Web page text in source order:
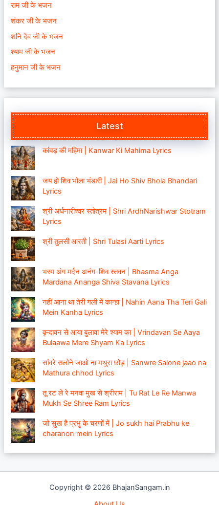
राम जी के भजन
शंकर जी के भजन
शनि देव जी के भजन
श्याम जी के भजन
हनुमान जी के भजन
Latest
कांवड़ की महिमा | Kanwar Ki Mahima Lyrics
जय हो शिव भोला भंडारी | Jai Ho Shiv Bhola Bhandari
Lyrics
श्री अर्धनारीश्वर स्तोत्रम | Shri ArdhNarishwar Stotram
Lyrics
श्री तुलसी आरती | Shri Tulasi Aarti Lyrics
भस्म अंग मर्दन अनंग-शिव स्तवन | Bhasma Anga
Mardana Ananga Shiva Stavana Lyrics
नहीं आना था तेरी गली में कान्हा | Nahin Aana Tha Teri Gali
Mein Kanha Lyrics
वृन्दावन से आया बुलावा मेरे श्याम का | Vrindavan Se Aaya
Bulaawa Mere Shyam Ka Lyrics
सांवरे सलोने जाओ ना मथुरा छोड़ | Sanwre Salone jaao na
Mathura chhod Lyrics
तू रट ले रे मनवा मुख से श्रीराम | Tu Rat Le Re Manwa
Mukh Se Shree Ram Lyrics
जो सुख है प्रभु के चरणों में | Jo sukh hai Prabhu ke
charanon mein Lyrics
Copyright © 2026 BhajanSangam.in